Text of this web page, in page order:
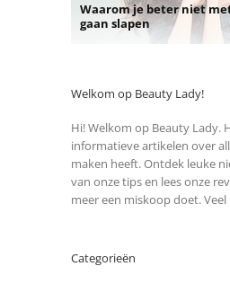
Waarom je beter niet
gaan slapen
Welkom op Beauty Lady!
Hi! Welkom op Beauty Lady.
informatieve artikelen over
maken heeft. Ontdek leuke
van onze tips en lees onze
meer een miskoop doet. Veel
Categorieën